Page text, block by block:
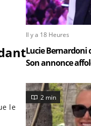
le
Il y a 18 Heures
Lucie Bernardoni
Son annonce
2 min